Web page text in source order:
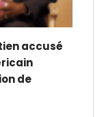
accusé
de